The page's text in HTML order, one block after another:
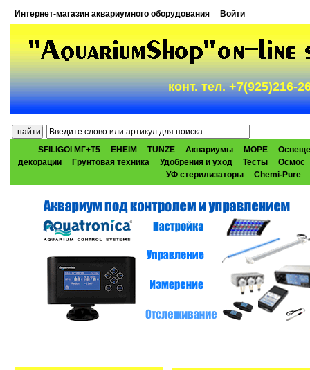
Интернет-магазин аквариумного оборудования Войти
конт. тел. +7(925)216-
SFILIGOI МГ+Т5 EHEIM TUNZE Аквариумы МОРЕ
декорации
Грунтовая техника Удобрения и уход Тесты
Осмос
УФ стерилизаторы
Chemi-Pure